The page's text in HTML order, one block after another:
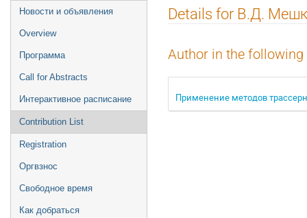
Event
menu
Новости и объявления
Overview
Программа
Call for Abstracts
Интерактивное расписание
Contribution List
Registration
Оргвзнос
Свободное время
Как добраться
Details for В.Д.
Author in the
Применение методов